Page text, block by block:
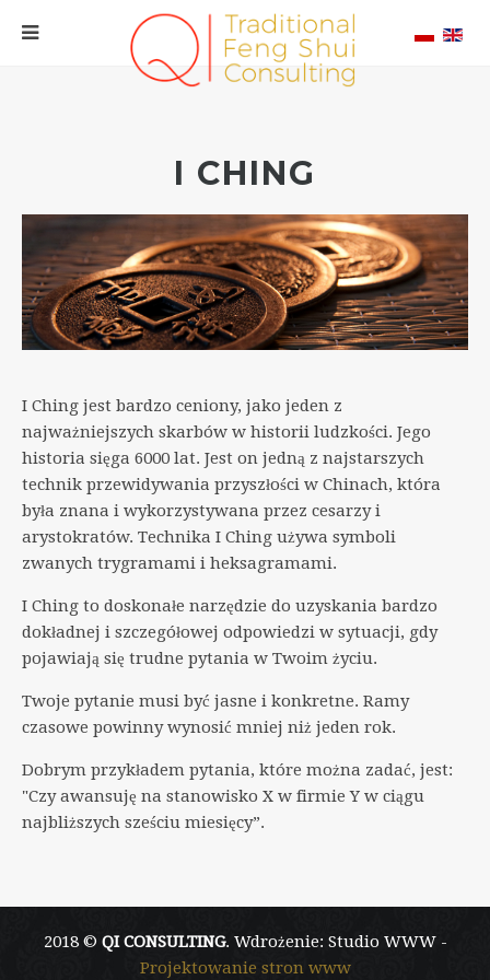
I CHING
I Ching jest bardzo ceniony, jako jeden z
najważniejszych skarbów w historii ludzkości. Jego
historia sięga 6000 lat. Jest on jedną z najstarszych
technik przewidywania przyszłości w Chinach, która
była znana i wykorzystywana przez cesarzy i
arystokratów. Technika I Ching używa symboli
zwanych trygramami i heksagramami.
I Ching to doskonałe narzędzie do uzyskania bardzo
dokładnej i szczegółowej odpowiedzi w sytuacji, gdy
pojawiają się trudne pytania w Twoim życiu.
Twoje pytanie musi być jasne i konkretne. Ramy
czasowe powinny wynosić mniej niż jeden rok.
Dobrym przykładem pytania, które można zadać, jest:
"Czy awansuję na stanowisko X w firmie Y w ciągu
najbliższych sześciu miesięcy”.
2018 © QI CONSULTING. Wdrożenie: Studio WWW -
Projektowanie stron www